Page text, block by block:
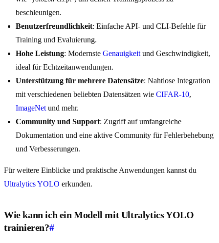
beschleunigen.
Benutzerfreundlichkeit: Einfache API- und CLI-Befehle für
Training und Evaluierung.
Hohe Leistung: Modernste Genauigkeit und Geschwindigkeit,
ideal für Echtzeitanwendungen.
Unterstützung für mehrere Datensätze: Nahtlose Integration
mit verschiedenen beliebten Datensätzen wie CIFAR-10,
ImageNet und mehr.
Community und Support: Zugriff auf umfangreiche
Dokumentation und eine aktive Community für Fehlerbehebung
und Verbesserungen.
Für weitere Einblicke und praktische Anwendungen kannst du
Ultralytics YOLO erkunden.
Wie kann ich ein Modell mit Ultralytics YOLO
trainieren?#